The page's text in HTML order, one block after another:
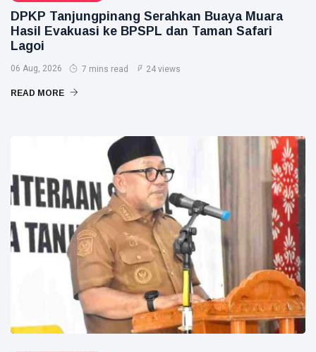
PT IKPP Perawang
KPK
Politik
DPKP Tanjungpinang Serahkan Buaya Muara
Hasil Evakuasi ke BPSPL dan Taman Safari
Lagoi
06 Aug, 2026 7 mins read 24 views
READ MORE